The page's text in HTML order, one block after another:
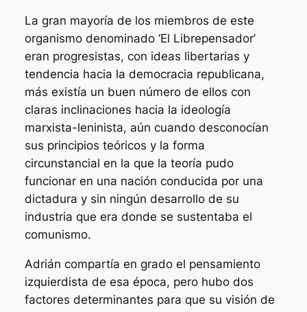
La gran mayoría de los miembros de este
organismo denominado ‘El Librepensador’
eran progresistas, con ideas libertarias y
tendencia hacia la democracia republicana,
más existía un buen número de ellos con
claras inclinaciones hacia la ideología
marxista-leninista, aún cuando desconocían
sus principios teóricos y la forma
circunstancial en la que la teoría pudo
funcionar en una nación conducida por una
dictadura y sin ningún desarrollo de su
industria que era donde se sustentaba el
comunismo.
Adrián compartía en grado el pensamiento
izquierdista de esa época, pero hubo dos
factores determinantes para que su visión de